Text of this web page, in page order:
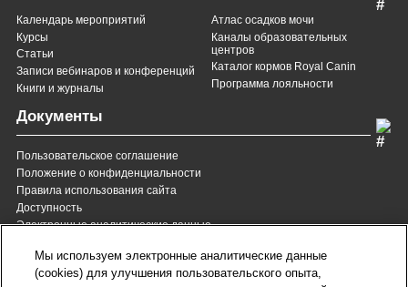
Календарь мероприятий
Курсы
Статьи
Записи вебинаров и конференций
Книги и журналы
Атлас осадков мочи
Каналы образовательных
центров
Каталог кормов Royal Canin
Программа лояльности
Документы
Пользовательское соглашение
Положение о конфиденциальности
Правила использования сайта
Доступность
Электронные аналитические данные
8 (800) 200-37-35
Служба Заботы для России
звонок бесплатный для
8 (820) 007-137-35
Служба Заботы для
Республики Беларусь
Мы используем электронные аналитические данные
(cookies) для улучшения пользовательского опыта,